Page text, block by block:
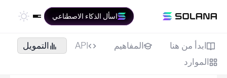
اسأل الذكاء الاصطناعي
ابدأ من هنا المفاهيم API
التمويل
الموارد